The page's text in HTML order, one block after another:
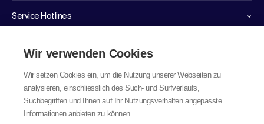
Service Hotlines
LinksWir verwenden Cookies
Wir setzen Cookies ein, um die Nutzung unserer Webseiten zu
analysieren, einschliesslich des Such- und Surfverlaufs,
Suchbegriffen und Ihnen auf Ihr Nutzungsverhalten angepasste
Informationen anbieten zu können.